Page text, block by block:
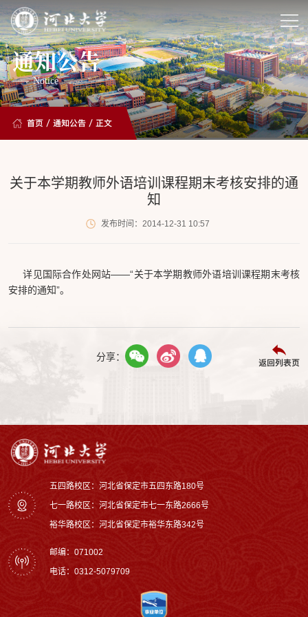
通知公告
Notice
首页 /通知公告 / 正文
关于本学期教师外语培训课程期末考核安排的通
知
发布时间：2014-12-31 10:57
详见国际合作处网站——“关于本学期教师外语培训课程期末考核
安排的通知”。
分享： 返回列表页
五四路校区：河北省保定市五四东路180号
七一路校区：‌河北省保定市七一东路2666号
裕华路校区‌：河北省保定市裕华东路342号
邮编：071002
电话：0312-5079709